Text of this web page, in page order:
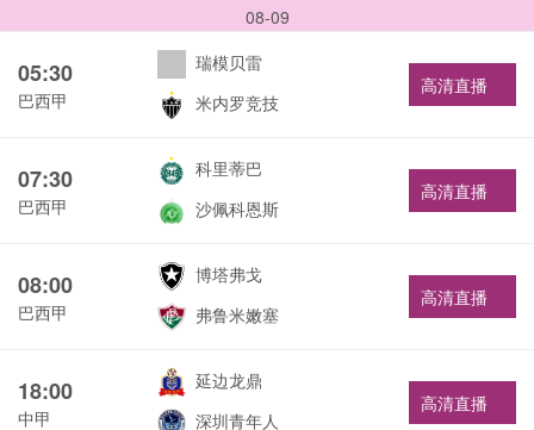
08-09
05:30
巴西甲
瑞模贝雷
米内罗竞技
高清直播
07:30
巴西甲
科里蒂巴
沙佩科恩斯
高清直播
08:00
巴西甲
博塔弗戈
弗鲁米嫩塞
高清直播
18:00
中甲
延边龙鼎
深圳青年人
高清直播